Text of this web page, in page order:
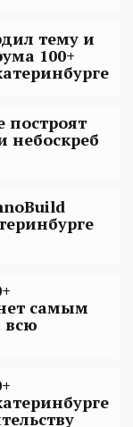
тему и
100+
построят
небоскреб
самым
всю